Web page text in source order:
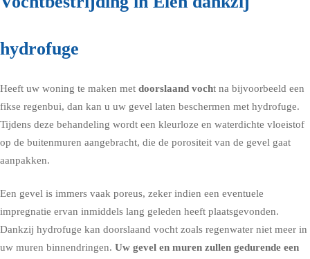
hydrofuge
Heeft uw woning te maken met doorslaand vocht na bijvoorbeeld een
fikse regenbui, dan kan u uw gevel laten beschermen met hydrofuge.
Tijdens deze behandeling wordt een kleurloze en waterdichte vloeistof
op de buitenmuren aangebracht, die de porositeit van de gevel gaat
aanpakken.
Een gevel is immers vaak poreus, zeker indien een eventuele
impregnatie ervan inmiddels lang geleden heeft plaatsgevonden.
Dankzij hydrofuge kan doorslaand vocht zoals regenwater niet meer in
uw muren binnendringen. Uw gevel en muren zullen gedurende een